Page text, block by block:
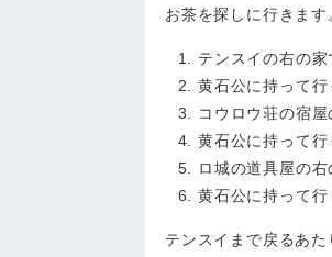
お茶を探しに行きま
テンスイの右の家
黄石公に持って行
コウロウ荘の宿
黄石公に持って
ロ城の道具屋の右
黄石公に持って行
テンスイまで戻るあ